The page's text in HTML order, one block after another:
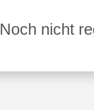
Noch nicht